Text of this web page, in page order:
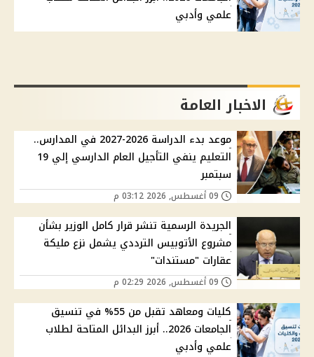
علمي وأدبي
الاخبار العامة
موعد بدء الدراسة 2026-2027 في المدارس..
التعليم ينفي التأجيل العام الدارسي إلي 19
سبتمبر
الجريدة الرسمية تنشر قرار كامل الوزير بشأن
مشروع الأتوبيس الترددي يشمل نزع مليكة
عقارات "مستندات"
كليات ومعاهد تقبل من 55% في تنسيق
الجامعات 2026.. أبرز البدائل المتاحة لطلاب
علمي وأدبي